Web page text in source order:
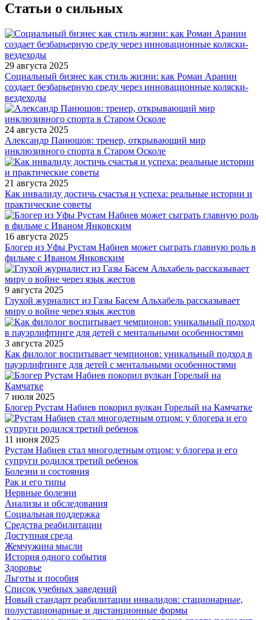
Статьи о сильных
29 августа 2025
Социальный бизнес как стиль жизни: как Роман Аранин
создает безбарьерную среду через инновационные коляски-
вездеходы
24 августа 2025
Александр Панюшов: тренер, открывающий мир
инклюзивного спорта в Старом Осколе
21 августа 2025
Как инвалиду достичь счастья и успеха: реальные истории и
практические советы
16 августа 2025
Блогер из Уфы Рустам Набиев может сыграть главную роль в
фильме с Иваном Янковским
9 августа 2025
Глухой журналист из Газы Басем Альхабель рассказывает
миру о войне через язык жестов
3 августа 2025
Как филолог воспитывает чемпионов: уникальный подход в
пауэрлифтинге для детей с ментальными особенностями
7 июля 2025
Блогер Рустам Набиев покорил вулкан Горелый на Камчатке
11 июня 2025
Рустам Набиев стал многодетным отцом: у блогера и его
супруги родился третий ребенок
Болезни и состояния
Рак и его типы
Нервные болезни
Анализы и обследования
Социальная поддержка
Средства реабилитации
Доступная среда
Жемчужина мысли
История одного события
Здоровье
Льготы и пособия
Список учебных заведений
Новый стандарт реабилитации инвалидов: стационарные,
полустационарные и дистанционные формы